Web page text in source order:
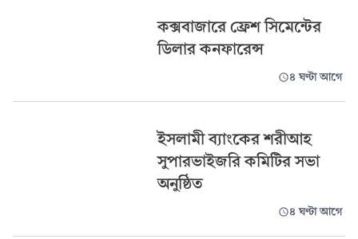
কক্সবাজারে ফ্রেশ সিমেন্টের
ডিলার কনফারেন্স
৪ ঘণ্টা আগে
ইসলামী ব্যাংকের শরীআহ
সুপারভাইজরি কমিটির সভা
অনুষ্ঠিত
৪ ঘণ্টা আগে